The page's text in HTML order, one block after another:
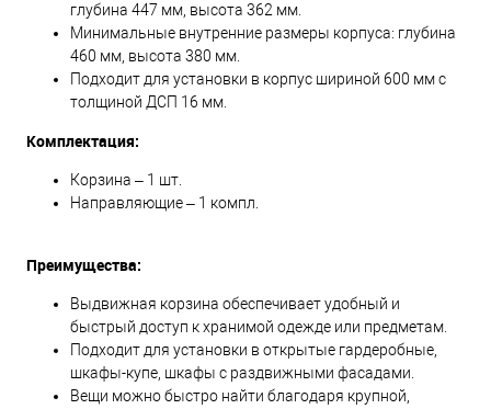
глубина 447 мм, высота 362 мм.
Минимальные внутренние размеры корпуса: глубина
460 мм, высота 380 мм.
Подходит для установки в корпус шириной 600 мм с
толщиной ДСП 16 мм.
Комплектация:
Корзина – 1 шт.
Направляющие – 1 компл.
Преимущества:
Выдвижная корзина обеспечивает удобный и
быстрый доступ к хранимой одежде или предметам.
Подходит для установки в открытые гардеробные,
шкафы-купе, шкафы с раздвижными фасадами.
Вещи можно быстро найти благодаря крупной,